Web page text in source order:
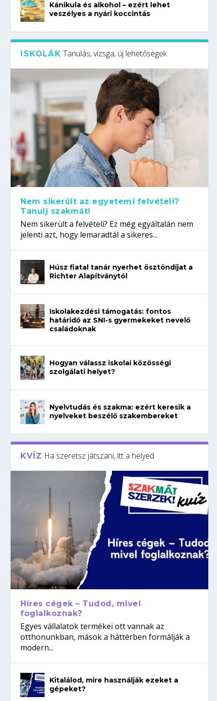
Kánikula és alkohol – ezért lehet
veszélyes a nyári koccintás
ISKOLÁK Tanulás, vizsga, új lehetőségek
Nem sikerült az egyetemi felvételi?
Tanulj szakmát!
Nem sikerült a felvételi? Ez még egyáltalán nem
jelenti azt, hogy lemaradtál a sikeres...
Húsz fiatal tanár nyerhet ösztöndíjat a
Richter Alapítványtól
Iskolakezdési támogatás: fontos
határidő az SNI-s gyermekeket nevelő
családoknak
Hogyan válassz iskolai közösségi
szolgálati helyet?
Nyelvtudás és szakma: ezért keresik a
nyelveket beszélő szakembereket
KVÍZ Ha szeretsz játszani, itt a helyed
Híres cégek – Tudod, mivel
foglalkoznak?
Egyes vállalatok termékei ott vannak az
otthonunkban, mások a háttérben formálják a
modern...
Kitalálod, mire használják ezeket a
gépeket?